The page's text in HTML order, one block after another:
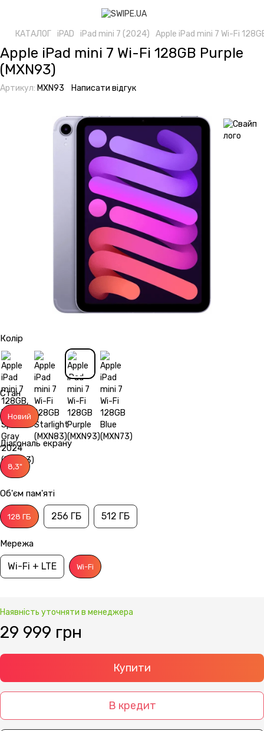
КАТАЛОГ iPAD iPad mini 7 (2024) Apple iPad mini 7 Wi-Fi
Apple iPad mini 7 Wi-Fi 128GB Purple
(MXN93)
Артикул: MXN93 Написати відгук
Колір
Стан
Новий
Діагональ екрану
8,3"
Об'єм пам'яті
128 ГБ 256 ГБ 512 ГБ
Мережа
Wi-Fi + LTE Wi-Fi
Наявність уточняти в менеджера
29 999 грн
Купити
В кредит